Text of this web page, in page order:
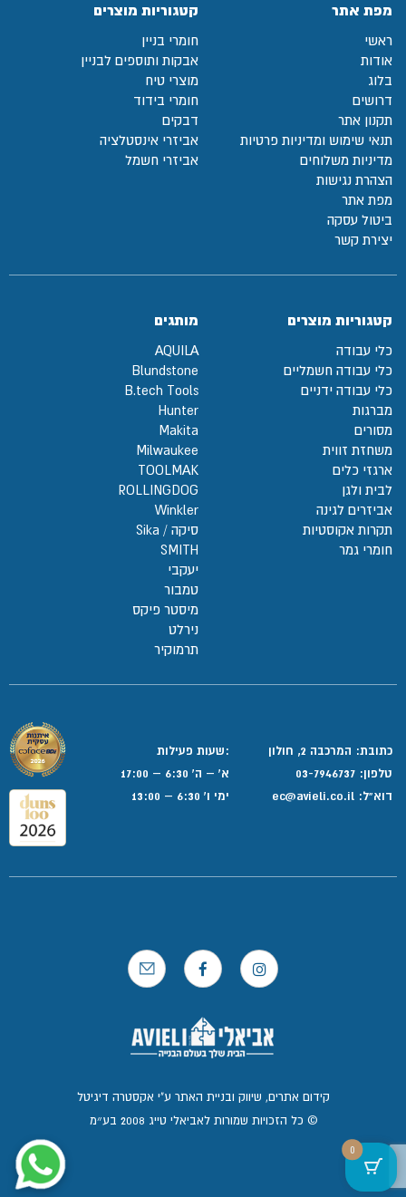
מפת אתר
ראשי
אודות
בלוג
דרושים
תקנון אתר
תנאי שימוש ומדיניות פרטיות
מדיניות משלוחים
הצהרת נגישות
מפת אתר
ביטול עסקה
יצירת קשר
קטגוריות מוצרים
חומרי בניין
אבקות ותוספים לבניין
מוצרי טיח
חומרי בידוד
דבקים
אביזרי אינסטלציה
אביזרי חשמל
קטגוריות מוצרים
כלי עבודה
כלי עבודה חשמליים
כלי עבודה ידניים
מברגות
מסורים
משחזת זווית
ארגזי כלים
לבית ולגן
אביזרים לגינה
תקרות אקוסטיות
חומרי גמר
מותגים
AQUILA
Blundstone
B.tech Tools
Hunter
Makita
Milwaukee
TOOLMAK
ROLLINGDOG
Winkler
סיקה / Sika
SMITH
יעקבי
טמבור
מיסטר פיקס
נירלט
תרמוקיר
כתובת: המרכבה 2, חולון
טלפון: 03-7946737
דוא”ל:
:שעות פעילות
א' – ה' 6:30 – 17:00
ימי ו' 6:30 – 13:00
© כל הזכויות שמורות לאביאלי טייג 2008 בע״מ
קידום אתרים, שיווק ובניית האתר ע"י אקסטרה דיגיטל
0